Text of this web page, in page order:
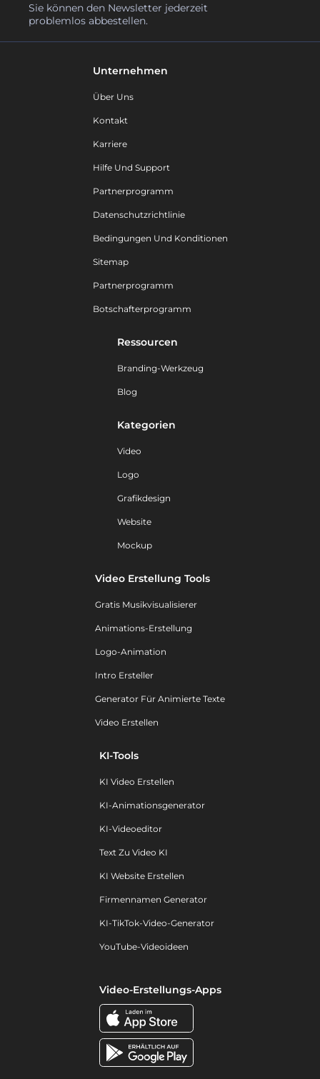
Sie können den Newsletter jederzeit
problemlos abbestellen.
Unternehmen
Über Uns
Kontakt
Karriere
Hilfe Und Support
Partnerprogramm
Datenschutzrichtlinie
Bedingungen Und Konditionen
Sitemap
Partnerprogramm
Botschafterprogramm
Ressourcen
Branding-Werkzeug
Blog
Kategorien
Video
Logo
Grafikdesign
Website
Mockup
Video Erstellung Tools
Gratis Musikvisualisierer
Animations-Erstellung
Logo-Animation
Intro Ersteller
Generator Für Animierte Texte
Video Erstellen
KI-Tools
KI Video Erstellen
KI-Animationsgenerator
KI-Videoeditor
Text Zu Video KI
KI Website Erstellen
Firmennamen Generator
KI-TikTok-Video-Generator
YouTube-Videoideen
Video-Erstellungs-Apps